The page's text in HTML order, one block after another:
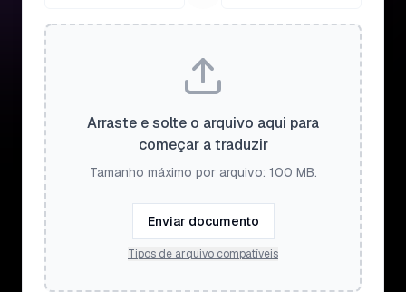
Arraste e solte o arquivo aqui para
começar a traduzir
Tamanho máximo por arquivo: 100 MB.
Enviar documento
Tipos de arquivo compatíveis